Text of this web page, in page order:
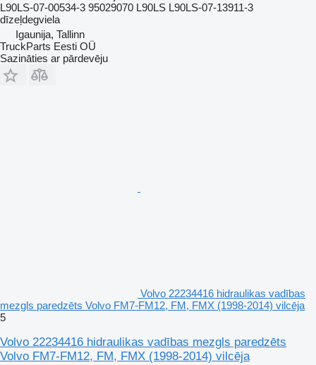
L90LS-07-00534-3 95029070 L90LS L90LS-07-13911-3
dīzeļdegviela
Igaunija, Tallinn
TruckParts Eesti OÜ
Sazināties ar pārdevēju
Volvo 22234416 hidraulikas vadības
mezgls paredzēts Volvo FM7-FM12, FM, FMX (1998-2014) vilcēja
5
Volvo 22234416 hidraulikas vadības mezgls paredzēts
Volvo FM7-FM12, FM, FMX (1998-2014) vilcēja